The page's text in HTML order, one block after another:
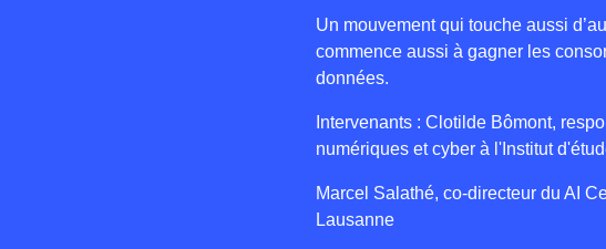
Un mouvement qui touche aussi
commence aussi à gagner les
données.
Intervenants : Clotilde Bômont,
numériques et cyber à l'Institut
Marcel Salathé, co-directeur du AI
Lausanne